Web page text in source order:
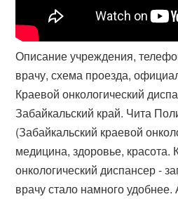
Описание учреждения,
врачу, схема проезда,
Краевой онкологический
Забайкальский край. Чита
(Забайкальский краевой
медицина, здоровье, красота.
онкологический диспансер -
врачу стало намного